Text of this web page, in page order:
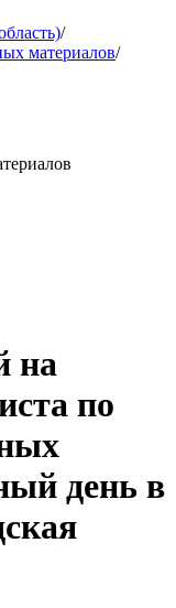
/
материалов/
на
по
день в